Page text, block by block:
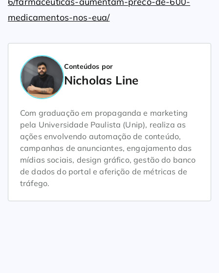
medicamentos-nos-eua/
Conteúdos por
Nicholas Line
Com graduação em propaganda e marketing
pela Universidade Paulista (Unip), realiza as
ações envolvendo automação de conteúdo,
campanhas de anunciantes, engajamento das
mídias sociais, design gráfico, gestão do banco
de dados do portal e aferição de métricas de
tráfego.